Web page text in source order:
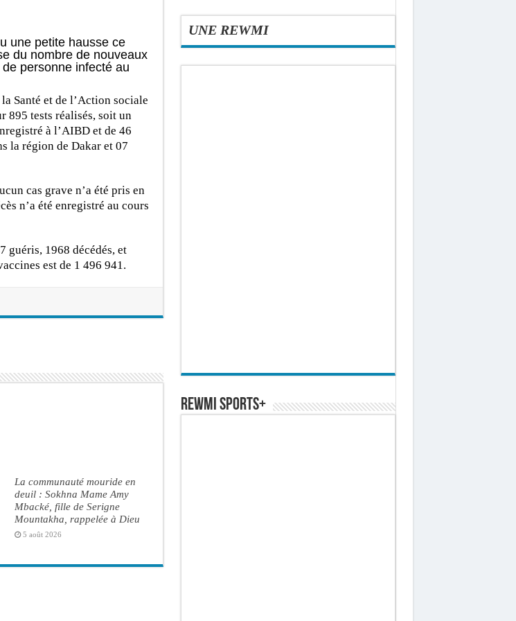
une petite hausse ce
du nombre de nouveaux
personne infecté au
Santé et de l’Action sociale
895 tests réalisés, soit un
à l’AIBD et de 46
la région de Dakar et 07
cas grave n’a été pris en
n’a été enregistré au cours
guéris, 1968 décédés, et
est de 1 496 941.
La communauté mouride en
deuil : Sokhna Mame Amy
Mbacké, fille de Serigne
Mountakha, rappelée à Dieu
5 août 2026
UNE REWMI
REWMI SPORTS+